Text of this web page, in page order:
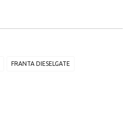
FRANTA DIESELGATE